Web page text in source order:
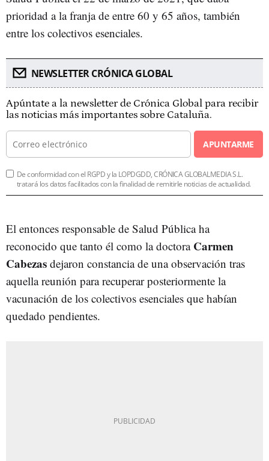
prioridad a la franja de entre 60 y 65 años, también
entre los colectivos esenciales.
NEWSLETTER CRÓNICA GLOBAL
Apúntate a la newsletter de Crónica Global para recibir
las noticias más importantes sobre Cataluña.
APUNTARME
De conformidad con el RGPD y la LOPDGDD, CRÓNICA GLOBALMEDIA S.L.
tratará los datos facilitados con la finalidad de remitirle noticias de actualidad.
El entonces responsable de Salud Pública ha
reconocido que tanto él como la doctora Carmen
Cabezas dejaron constancia de una observación tras
aquella reunión para recuperar posteriormente la
vacunación de los colectivos esenciales que habían
quedado pendientes.